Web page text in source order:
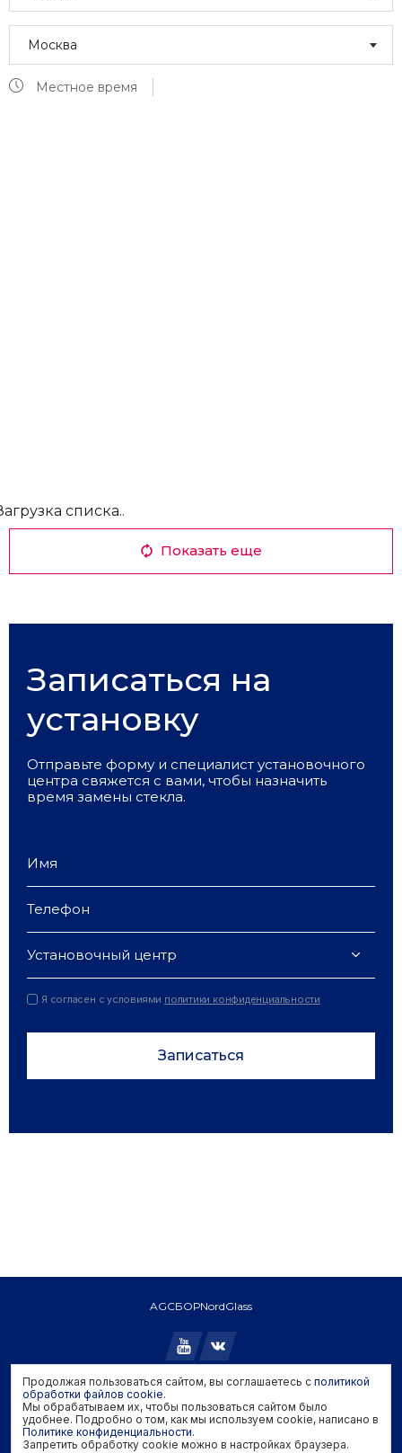
Москва
Местное время
списка..
Показать еще
Записаться на
установку
Отправьте форму и специалист установочного
центра свяжется с вами, чтобы назначить
время замены стекла.
Установочный центр
Я согласен с условиями политики конфиденциальности
Записаться
AGCБОРNordGlass
Copyright © 2026 AGC. All rights reserved.
Политика конфиденциальности
Политика обработки файлов cookie
Продолжая пользоваться сайтом, вы соглашаетесь с политикой
обработки файлов cookie.
Мы обрабатываем их, чтобы пользоваться сайтом было
удобнее. Подробно о том, как мы используем cookie, написано в
Политике конфиденциальности.
Запретить обработку cookie можно в настройках браузера.